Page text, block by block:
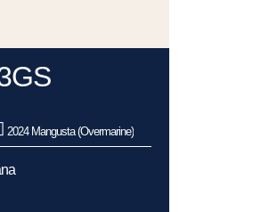
2024 Mangusta (Overmarine)